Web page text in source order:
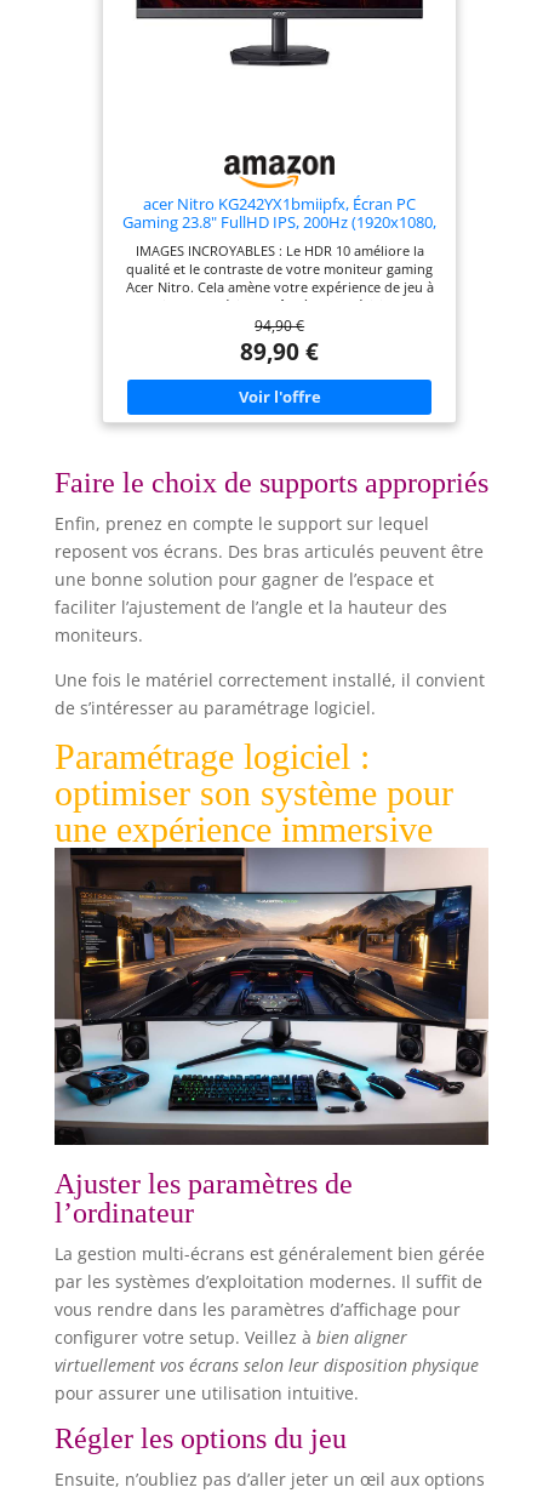
acer Nitro KG242YX1bmiipfx, Écran PC
Gaming 23.8" FullHD IPS, 200Hz (1920x1080,
16:9, AMD FreeSync Premium, 1ms (VRB),
250Nits, 2xHDMI 2.0/1xDP 1.2) Moniteur PC,
Couleur Noir
IMAGES INCROYABLES : Le HDR 10 améliore la
qualité et le contraste de votre moniteur gaming
Acer Nitro. Cela amène votre expérience de jeu à
un niveau supérieur grâce à une précision des
couleurs améliorée PROTECTION OCULAIRE :
Protégez vos yeux de la fatigue avec Acer
BlueLightShield, VisionCare et Flickerless, et
profitez de sessions de jeu sans reflets grâce à Acer
ComfyView SUPERBEMENT SYNCHRONISÉ: AMD
FreeSync Premium élimine les interruptions et les
interférences lors du jeu, en synchronisant le taux
graphismes fluides et réactifs RÉPONSE HAUTE
VITESSE : Découvrez une expérience de jeu rapide
200 Hz avec écran Full HD (1920x1080). La réponse
de 1 ms (VRB) assure des images claires ÉCRAN
ERGONOMIQUE : Inclinez l'écran pour trouver
l'équilibre idéal et maintenir une bonne posture
pendant le jeu
94,90 €
89,90 €
Faire le choix de supports appropriés
Enfin, prenez en compte le support sur lequel
reposent vos écrans. Des bras articulés peuvent être
une bonne solution pour gagner de l’espace et
faciliter l’ajustement de l’angle et la hauteur des
moniteurs.
Une fois le matériel correctement installé, il convient
de s’intéresser au paramétrage logiciel.
Paramétrage logiciel :
optimiser son système pour
une expérience immersive
Ajuster les paramètres de
l’ordinateur
La gestion multi-écrans est généralement bien gérée
par les systèmes d’exploitation modernes. Il suffit de
vous rendre dans les paramètres d’affichage pour
configurer votre setup. Veillez à bien aligner
virtuellement vos écrans selon leur disposition physique
pour assurer une utilisation intuitive.
Régler les options du jeu
Ensuite, n’oubliez pas d’aller jeter un œil aux options